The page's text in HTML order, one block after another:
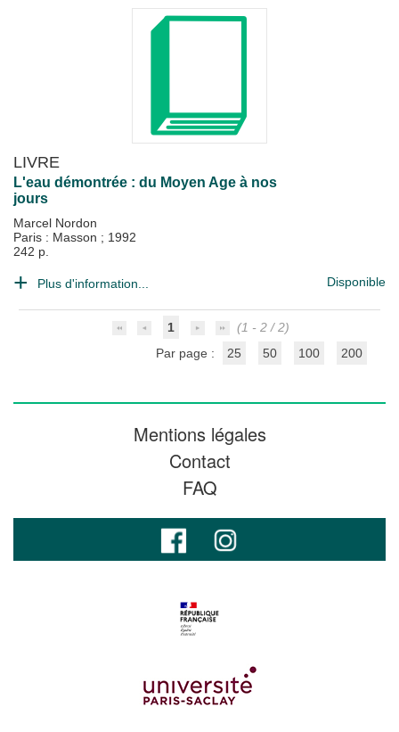
LIVRE
L'eau démontrée : du Moyen Age à nos
jours
Marcel Nordon
Paris : Masson ; 1992
242 p.
Plus d'information... Disponible
1
(1 - 2 / 2)
Par page :
25 50 100 200
Mentions légales
Contact
FAQ